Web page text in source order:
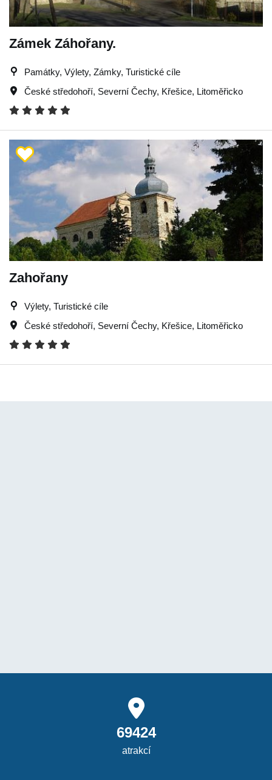
Zámek Záhořany.
Památky, Výlety, Zámky, Turistické cíle
České středohoří, Severní Čechy, Křešice, Litoměřicko
Zahořany
Výlety, Turistické cíle
České středohoří, Severní Čechy, Křešice, Litoměřicko
69424
atrakcí